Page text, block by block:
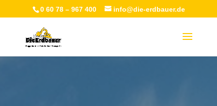
0 60 78 – 967 400 info@die-erdbauer.de